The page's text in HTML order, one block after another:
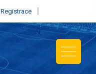
Registrace